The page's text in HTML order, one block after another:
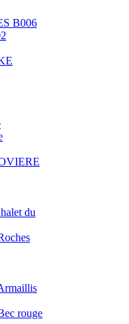
B006
du
rouge